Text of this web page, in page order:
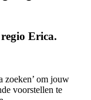
Erica.
zoeken’ om jouw
voorstellen te